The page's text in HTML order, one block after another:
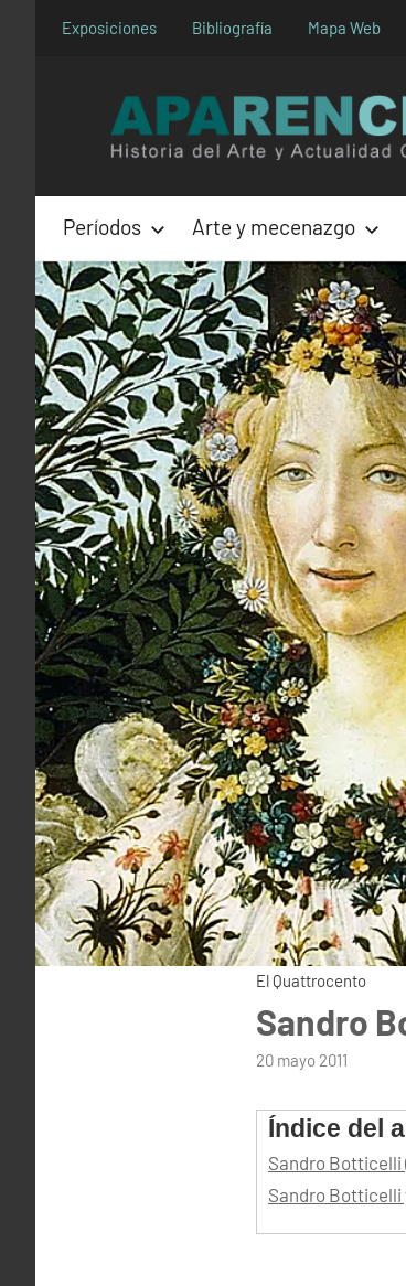
Exposiciones Bibliografía Mapa Web
Períodos Arte y mecenazgo
El Quattrocento
Sandro
por
20 mayo 2011
Índice del
Sandro Botticelli
Sandro Botticelli